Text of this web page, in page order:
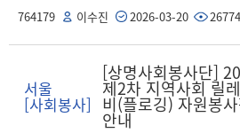
764179 이수진 2026-03-20
서울
[사회봉사]
[상명사회봉사단]
제2차 지역사회 릴
비(플로깅) 자원봉
안내